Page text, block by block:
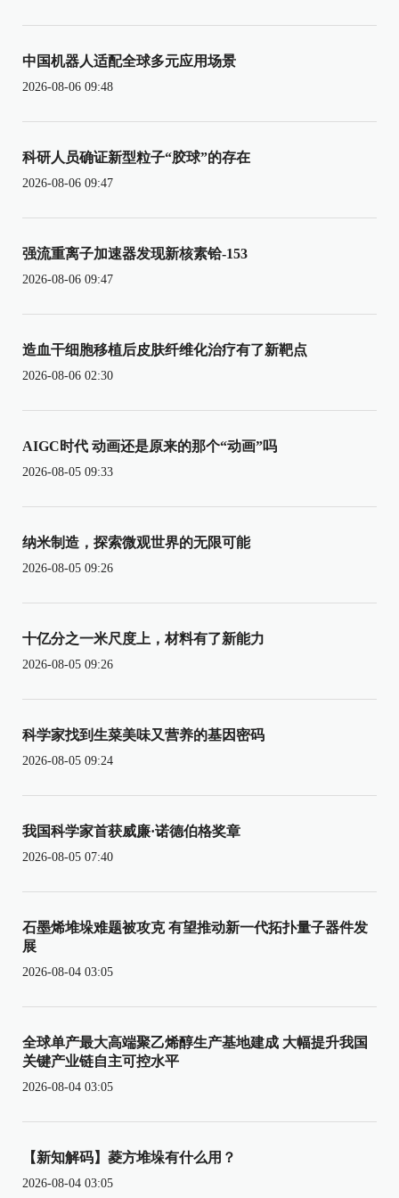
中国机器人适配全球多元应用场景
2026-08-06 09:48
科研人员确证新型粒子“胶球”的存在
2026-08-06 09:47
强流重离子加速器发现新核素铪-153
2026-08-06 09:47
造血干细胞移植后皮肤纤维化治疗有了新靶点
2026-08-06 02:30
AIGC时代 动画还是原来的那个“动画”吗
2026-08-05 09:33
纳米制造，探索微观世界的无限可能
2026-08-05 09:26
十亿分之一米尺度上，材料有了新能力
2026-08-05 09:26
科学家找到生菜美味又营养的基因密码
2026-08-05 09:24
我国科学家首获威廉·诺德伯格奖章
2026-08-05 07:40
石墨烯堆垛难题被攻克 有望推动新一代拓扑量子器件发
展
2026-08-04 03:05
全球单产最大高端聚乙烯醇生产基地建成 大幅提升我国
关键产业链自主可控水平
2026-08-04 03:05
【新知解码】菱方堆垛有什么用？
2026-08-04 03:05